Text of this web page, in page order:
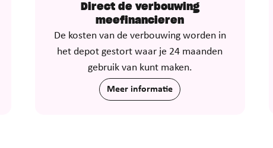
Direct de verbouwing
meefinancieren
De kosten van de verbouwing worden in
het depot gestort waar je 24 maanden
gebruik van kunt maken.
Meer informatie